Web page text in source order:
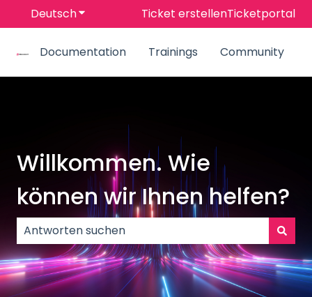
DeutschUntermenü für Übersetzungen anzeigen
Ticket erstellenTicketportal
Documentation Trainings Community
Willkommen. Wie
können wir Ihnen helfen?
Es gibt keine Vorschläge, da das Suchfeld leer ist.